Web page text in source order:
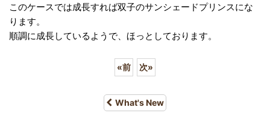
このケースでは成長すれば双子のサンシェードプリンスにな
ります。
順調に成長しているようで、ほっとしております。
«前 次»
What's New